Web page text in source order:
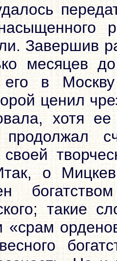
Завершив
месяцев
его в
ценил
хотя
о
такие
«срам